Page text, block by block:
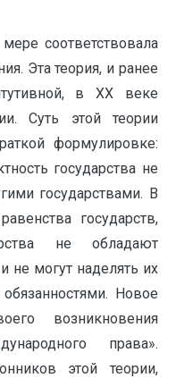
соответствовала
Эта теория, и ранее
в ХХ веке
Суть этой теории
формулировке:
государства не
государствами. В
государств,
не обладают
не могут наделять их
Новое
возникновения
права».
этой теории,